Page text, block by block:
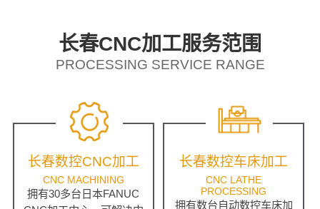
长春CNC加工服务范围
PROCESSING SERVICE RANGE
长春数控CNC加工
CNC MACHINING
拥有30多台日本FANUC
长春数控车床加工
CNC LATHE
PROCESSING
拥有数台自动数控车床加